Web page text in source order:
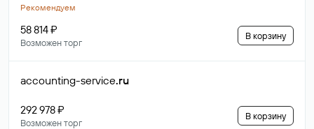
Рекомендуем
58 814 ₽
Возможен торг
В корзину
accounting-service.ru
292 978 ₽
Возможен торг
В корзину